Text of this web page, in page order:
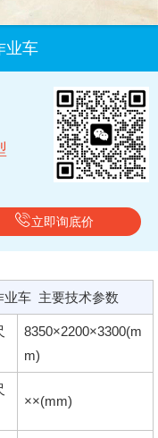
业车
立即询底价
业车 主要技术参数
8350×2200×3300(m
m)
××(mm)